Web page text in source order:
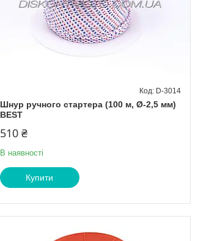
Шнур ручного стартера (100 м, Ø-2,5 мм)
BEST
D-3014
510 ₴
В наявності
Купити